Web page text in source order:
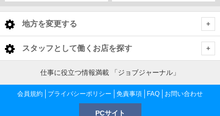
さいたま市・中央地域 デリヘル送迎ドライバー
越谷・東部地域
千葉市茨城県 デリヘル送迎ドライバー
土浦・取手・つくば・石岡
栃木県 デリヘル送迎ドライバー
地方を変更する
< 全国トップ
北海道 男性高収入
東北 男性高収入
南関東 男性高収入
スタッフとして働くお店を探す
東京都
東京 男性高収入
神奈川県
仕事に役立つ情報満載 「ジョブジャーナル」
会員規約 プライバシーポリシー 免責事項 FAQ お問い合わせ
PCサイト